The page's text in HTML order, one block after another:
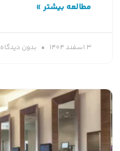
مطالعه بیشتر »
3 اسفند 1404 بدون دیدگاه